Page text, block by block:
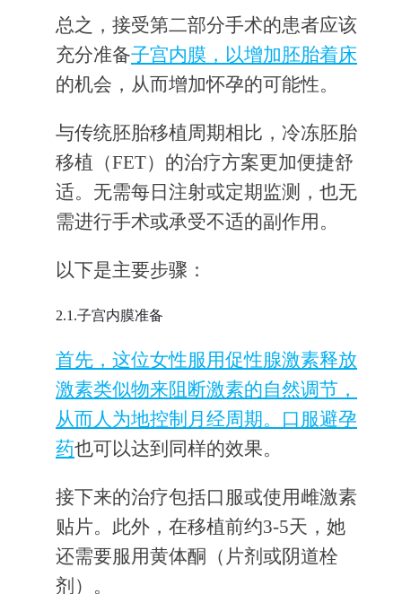
总之，接受第二部分手术的患者应该
充分准备子宫内膜，以增加胚胎着床
的机会，从而增加怀孕的可能性。
与传统胚胎移植周期相比，冷冻胚胎
移植（FET）的治疗方案更加便捷舒
适。无需每日注射或定期监测，也无
需进行手术或承受不适的副作用。
以下是主要步骤：
2.1.子宫内膜准备
首先，这位女性服用促性腺激素释放
激素类似物来阻断激素的自然调节，
从而人为地控制月经周期。口服避孕
药也可以达到同样的效果。
接下来的治疗包括口服或使用雌激素
贴片。此外，在移植前约3-5天，她
还需要服用黄体酮（片剂或阴道栓
剂）。